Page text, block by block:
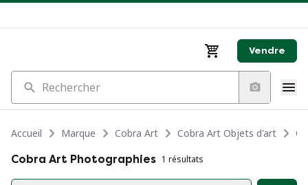
Vendre
Rechercher
Accueil Marque Cobra Art Cobra Art Objets d'art
Cobra Art Photographies 1 résultats